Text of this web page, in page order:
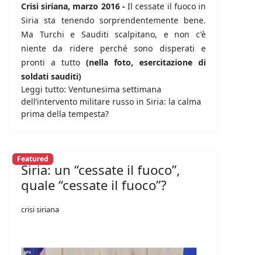
Crisi siriana, marzo 2016 - Il cessate il fuoco in
Siria sta tenendo sorprendentemente bene.
Ma Turchi e Sauditi scalpitano, e non c'è
niente da ridere perché sono disperati e
pronti a tutto (nella foto, esercitazione di
soldati sauditi)
Leggi tutto: Ventunesima settimana
dell’intervento militare russo in Siria: la calma
prima della tempesta?
Featured
Siria: un “cessate il fuoco”,
quale “cessate il fuoco”?
crisi siriana